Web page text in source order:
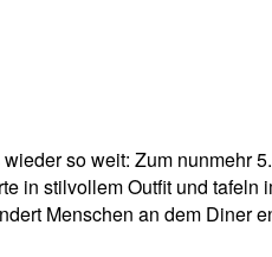
so weit: Zum nunmehr
in stilvollem Outfit und
Menschen an dem Diner